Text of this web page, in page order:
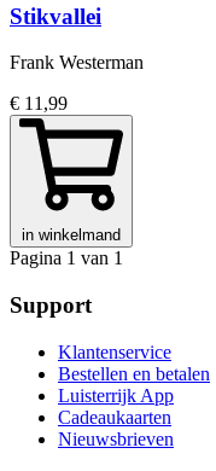
Stikvallei
Frank Westerman
€ 11,99
in winkelmand
Pagina 1 van 1
Support
Klantenservice
Bestellen en betalen
Luisterrijk App
Cadeaukaarten
Nieuwsbrieven